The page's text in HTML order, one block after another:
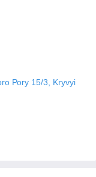
Рогу 15/3, Kryvyi